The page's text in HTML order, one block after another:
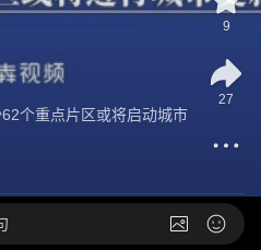
个重点片区或将启动城市
9
27